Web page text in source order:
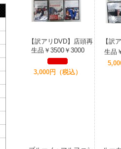
【訳アリDVD】店頭再
生品￥3500￥3000
3,000円（税込）
【訳
生品